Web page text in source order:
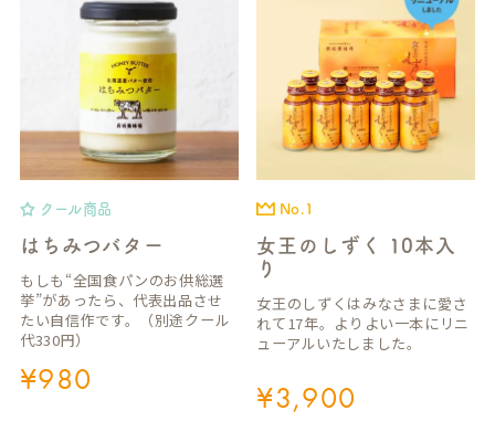
クール商品
はちみつバター
もしも“全国食パンのお供総選
挙”があったら、代表出品させ
たい自信作です。（別途クール
代330円）
¥980
No.1
女王のしずく 10本入
り
女王のしずくはみなさまに愛さ
れて17年。よりよい一本にリニ
ューアルいたしました。
¥3,900